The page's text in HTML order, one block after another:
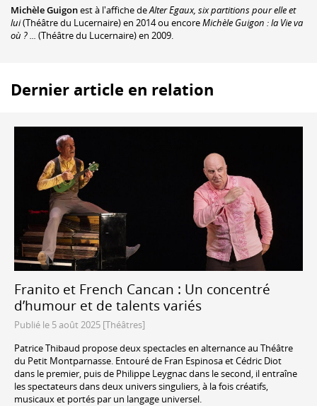
Michèle Guigonest à l'affiche deAlter Egaux, six partitions pour elle et
lui(Théâtre du Lucernaire) en 2014 ou encoreMichèle Guigon : la Vie va
où ? ... (Théâtre du Lucernaire) en 2009.
Dernier article en relation
Franito et French Cancan : Un concentré
d’humour et de talents variés
Publié le 5 août 2025 [Théâtres]
Patrice Thibaud propose deux spectacles en alternance au Théâtre
du Petit Montparnasse. Entouré de Fran Espinosa et Cédric Diot
dans le premier, puis de Philippe Leygnac dans le second, il entraîne
les spectateurs dans deux univers singuliers, à la fois créatifs,
musicaux et portés par un langage universel.